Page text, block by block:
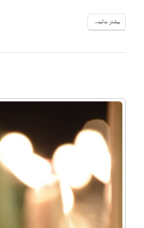
بیشتر بدانید...